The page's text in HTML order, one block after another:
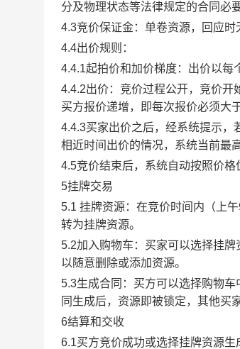
分及物理状态等法律规定的合同必
4.3竞价保证金：单卷资源，回应时
4.4出价规则：
4.4.1起拍价和加价梯度：出价以每
4.4.2出价：竞价过程公开，竞价开
买方报价递增，即每次报价必须大
4.4.3买家出价之后，经系统提示，
相近时间出价的情况，系统当前最
4.5竞价结束后，系统自动按照价格
5挂牌交易
5.1 挂牌资源：在竞价时间内（上
转为挂牌资源。
5.2加入购物车：买家可以选择挂
以随意删除或添加资源。
5.3生成合同：买方可以选择购物
同生成后，资源即被锁定，其他买
6结算和交收
6.1买方竞价成功或选择挂牌资源